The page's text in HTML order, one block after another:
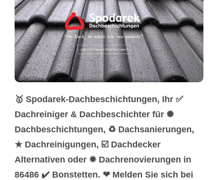
🥇 Spodarek-Dachbeschichtungen, Ihr ✅
Dachreiniger & Dachbeschichter für ✺
Dachbeschichtungen, ♻ Dachsanierungen,
★ Dachreinigungen, ☑️ Dachdecker
Alternativen oder ✹ Dachrenovierungen in
86486 ✔️ Bonstetten. ❤ Melden Sie sich bei